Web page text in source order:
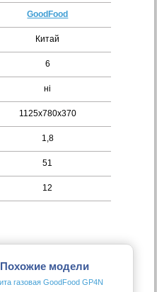
GoodFood
Китай
6
ні
1125x780x370
1,8
51
12
Похожие модели